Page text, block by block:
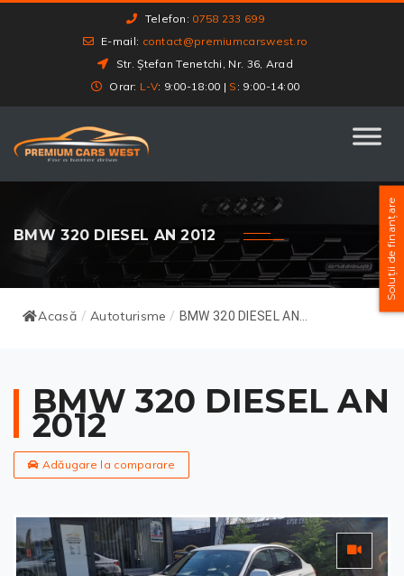
Telefon: 0758 233 699
E-mail: contact@premiumcarswest.ro
Str. Ștefan Tenetchi, Nr. 36, Arad
Orar: L-V: 9:00-18:00 | S : 9:00-14:00
BMW 320 DIESEL AN 2012
Acasă / Autoturisme / BMW 320 DIESEL AN...
BMW 320 DIESEL AN
2012
Adăugare la comparare
Soluții de finanțare